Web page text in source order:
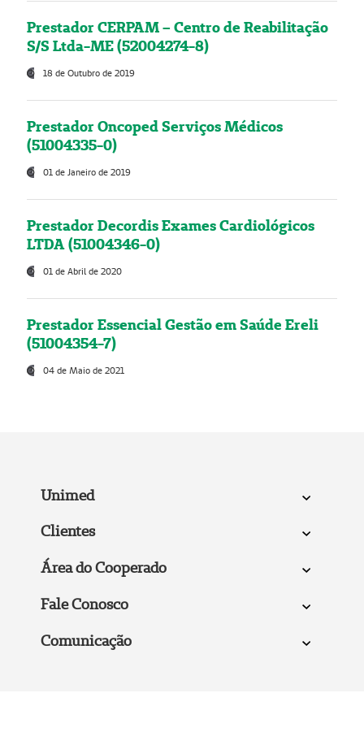
Prestador CERPAM – Centro de Reabilitação
S/S Ltda-ME (52004274-8)
18 de Outubro de 2019
Prestador Oncoped Serviços Médicos
(51004335-0)
01 de Janeiro de 2019
Prestador Decordis Exames Cardiológicos
LTDA (51004346-0)
01 de Abril de 2020
Prestador Essencial Gestão em Saúde Ereli
(51004354-7)
04 de Maio de 2021
Unimed
Clientes
Área do Cooperado
Fale Conosco
Comunicação